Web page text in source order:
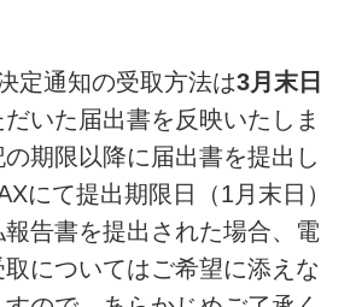
定通知の受取方法は3月末日
いた届出書を反映いたしま
期限以降に届出書を提出し
にて提出期限日（1月末日）
報告書を提出された場合、電
についてはご希望に添えな